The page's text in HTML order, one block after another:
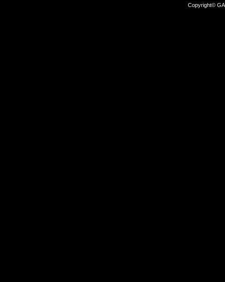
Copyright©